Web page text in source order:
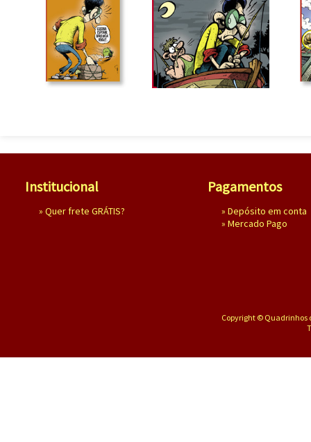
Institucional
» Quer frete GRÁTIS?
Pagamentos
» Depósito em conta
» Mercado Pago
Copyright © Quadrinhos